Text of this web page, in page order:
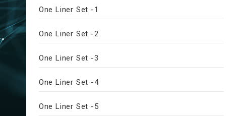
One Liner Set -1
One Liner Set -2
One Liner Set -3
One Liner Set -4
One Liner Set -5